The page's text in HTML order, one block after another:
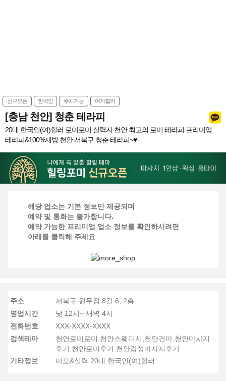
신규오픈 한국인 주차가능 여자힐러
[충남 천안] 청춘 테라피
20대 한국인(여)힐러 로미로미 실력자 천안 최고의 로미 테라피 프리미엄
테라피&100%재방 천안 서북구 청춘 테라피~♥
해당 업소는 기본 정보만 제공되며
예약 및 통화는 불가합니다.
예약 가능한 프리미엄 업소 정보를 확인하시려면
아래를 클릭해 주세요
주소
서북구 원두정 8길 6, 2층
영업시간
낮 12시~ 새벽 4시
전화번호
XXX-XXXX-XXXX
검색테마
천안로미로미,천안스웨디시,천안건마,천안마사지
후기,천안로미후기,천안감성마사지후기
기타정보
미모&실력 20대 한국인(여)힐러